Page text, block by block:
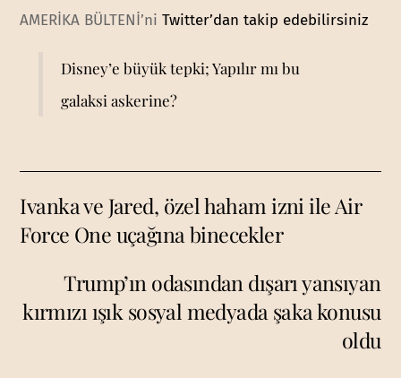
AMERİKA BÜLTENİ’niTwitter’dan takip edebilirsiniz
Disney’e büyük tepki; Yapılır mı bu
galaksi askerine?
Ivanka ve Jared, özel haham izni ile Air
Force One uçağına binecekler
Trump’ın odasından dışarı yansıyan
kırmızı ışık sosyal medyada şaka konusu
oldu